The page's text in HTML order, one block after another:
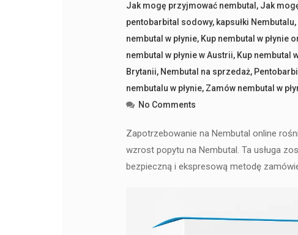
Jak mogę przyjmować nembutal , Jak
pentobarbital sodowy, kapsułki Nembutalu,
nembutal w płynie, Kup nembutal w płynie
nembutal w płynie w Austrii, Kup nembutal
Brytanii, Nembutal na sprzedaż,
nembutalu w płynie, Zamów nembutal w
No Comments
Zapotrzebowanie na Nembutal online
wzrost popytu na Nembutal. Ta usługa
bezpieczną i ekspresową metodę